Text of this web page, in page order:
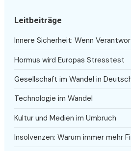
Leitbeiträge
Innere Sicherheit: Wenn
Hormus wird Europas Stresstest
Gesellschaft im Wandel in
Technologie im Wandel
Kultur und Medien im Umbruch
Insolvenzen: Warum immer mehr